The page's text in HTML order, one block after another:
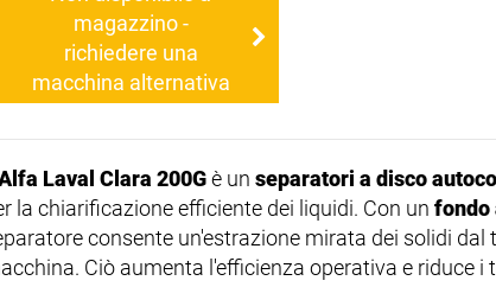
magazzino -
richiedere una
macchina alternativa
Laval Clara 200Gè un separatori a disco
la chiarificazione efficiente dei liquidi. Con un fondo
consente un'estrazione mirata dei solidi
Ciò aumenta l'efficienza operativa e riduce i